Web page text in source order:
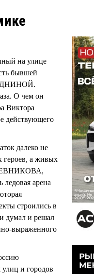
на улице
бывшей
О чем он
Виктора
действующего
далеко не
героев, а живых
ледовая арена
строились в
думал и решал
выраженного
и городов